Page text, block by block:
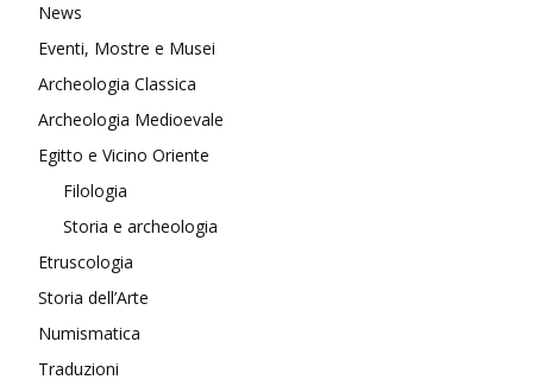
News
Eventi, Mostre e Musei
Archeologia Classica
Archeologia Medioevale
Egitto e Vicino Oriente
Filologia
Storia e archeologia
Etruscologia
Storia dell’Arte
Numismatica
Traduzioni